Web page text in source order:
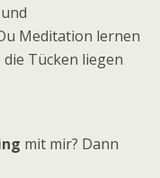
Meditation lernen
Tücken liegen
mit mir? Dann